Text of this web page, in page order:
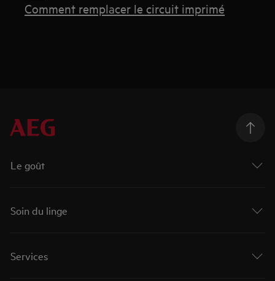
Comment remplacer le circuit imprimé
Le goût
Soin du linge
Services